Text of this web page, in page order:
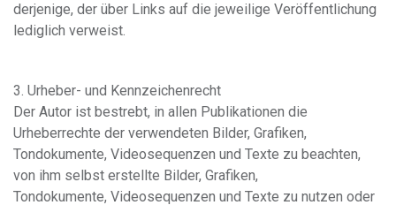
derjenige, der über Links auf die jeweilige Veröffentlichung
lediglich verweist.
3. Urheber- und Kennzeichenrecht
Der Autor ist bestrebt, in allen Publikationen die
Urheberrechte der verwendeten Bilder, Grafiken,
Tondokumente, Videosequenzen und Texte zu beachten,
von ihm selbst erstellte Bilder, Grafiken,
Tondokumente, Videosequenzen und Texte zu nutzen oder